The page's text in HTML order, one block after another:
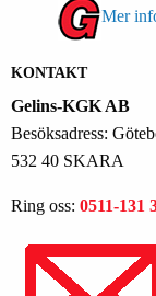
Mer
KONTAKT
Gelins-KGK AB
Besöksadress:
532 40 SKARA
Ring oss: 0511-131